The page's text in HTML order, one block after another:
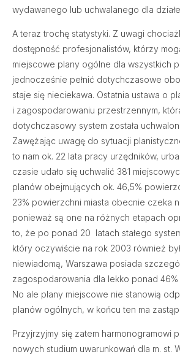
wydawanego lub uchwalanego dla
A teraz trochę statystyki. Z uwagi
dostępność profesjonalistów, którzy
miejscowe plany ogólne dla wszystkich
jednocześnie pełnić dotychczasowe
staje się nieciekawa. Ostatnia ustawa o
i zagospodarowaniu przestrzennym,
dotychczasowy system została
Zawężając uwagę do sytuacji
to nam ok. 22 lata pracy urzędników,
czasie udało się uchwalić 381
planów obejmujących ok. 46,5%
23% powierzchni miasta obecnie czeka
ponieważ są one na różnych etapach
to, że po ponad 20 latach stałego
który oczywiście na rok 2003 również
niewiadomą, Warszawa posiada
zagospodarowania dla lekko ponad
No ale plany miejscowe nie stanowią
planów ogólnych, w końcu ten ma
Przyjrzyjmy się zatem harmonogramowi
nowych studium uwarunkowań dla m. st.